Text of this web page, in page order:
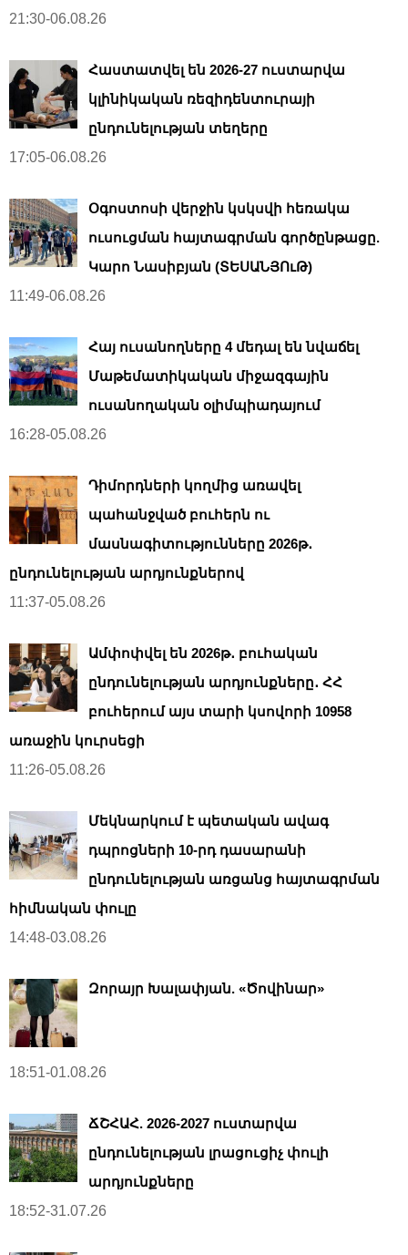
21:30-06.08.26
Հաստատվել են 2026-27 ուստարվա
կլինիկական ռեզիդենտուրայի
ընդունելության տեղերը
17:05-06.08.26
Օգոստոսի վերջին կսկսվի հեռակա
ուսուցման հայտագրման գործընթացը.
Կարո Նասիբյան (ՏԵՍԱՆՅՈւԹ)
11:49-06.08.26
Հայ ուսանողները 4 մեդալ են նվաճել
Մաթեմատիկական միջազգային
ուսանողական օլիմպիադայում
16:28-05.08.26
Դիմորդների կողմից առավել
պահանջված բուհերն ու
մասնագիտությունները 2026թ․
ընդունելության արդյունքներով
11:37-05.08.26
Ամփոփվել են 2026թ․ բուհական
ընդունելության արդյունքները․ ՀՀ
բուհերում այս տարի կսովորի 10958
առաջին կուրսեցի
11:26-05.08.26
Մեկնարկում է պետական ավագ
դպրոցների 10-րդ դասարանի
ընդունելության առցանց հայտագրման
հիմնական փուլը
14:48-03.08.26
Զորայր Խալափյան. «Ծովինար»
18:51-01.08.26
ՃՇՀԱՀ. 2026-2027 ուստարվա
ընդունելության լրացուցիչ փուլի
արդյունքները
18:52-31.07.26